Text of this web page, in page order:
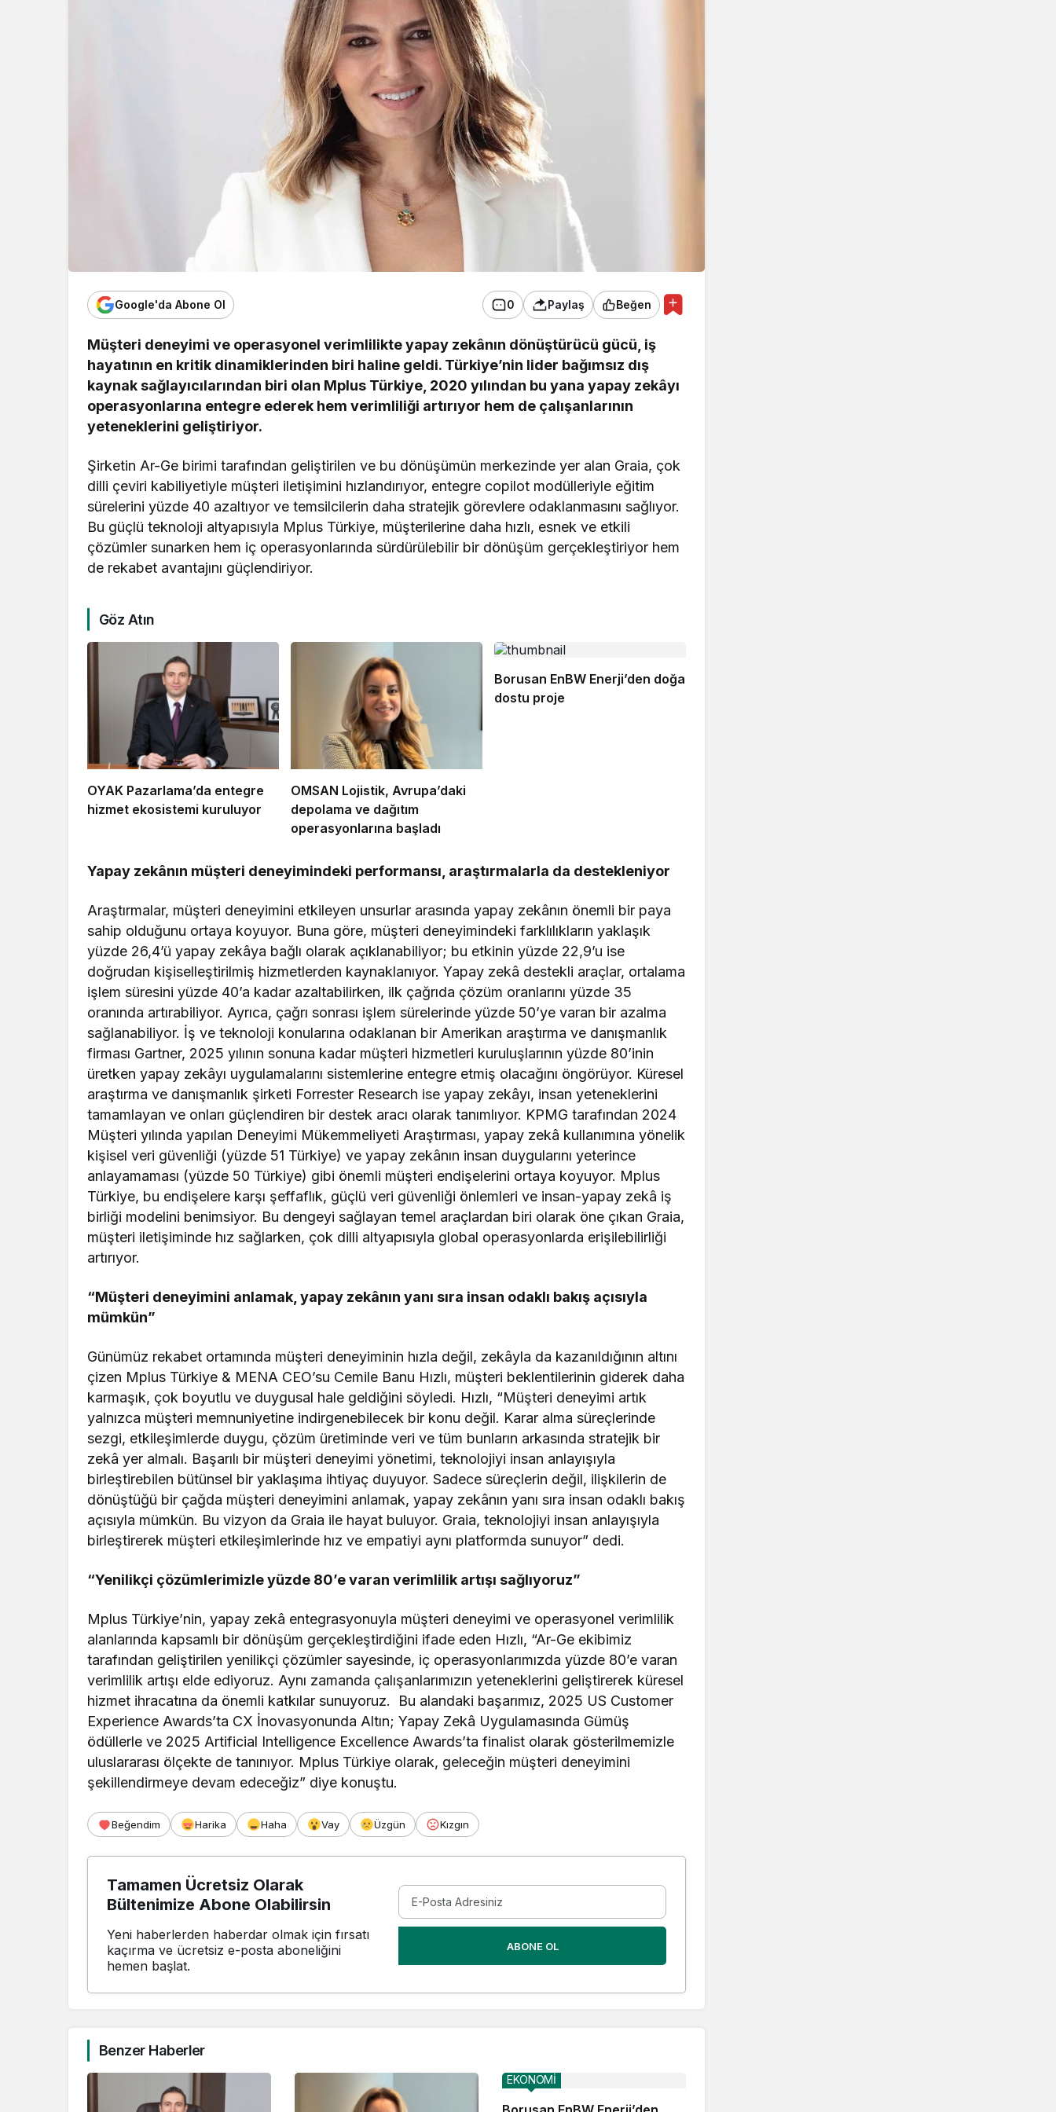
Google'da Abone Ol 0 Paylaş Beğen
Müşteri deneyimi ve operasyonel verimlilikte yapay zekânın dönüştürücü gücü, iş
hayatının en kritik dinamiklerinden biri haline geldi. Türkiye’nin lider bağımsız dış
kaynak sağlayıcılarından biri olan Mplus Türkiye, 2020 yılından bu yana yapay zekâyı
operasyonlarına entegre ederek hem verimliliği artırıyor hem de çalışanlarının
yeteneklerini geliştiriyor.
Şirketin Ar-Ge birimi tarafından geliştirilen ve bu dönüşümün merkezinde yer alan Graia, çok
dilli çeviri kabiliyetiyle müşteri iletişimini hızlandırıyor, entegre copilot modülleriyle eğitim
sürelerini yüzde 40 azaltıyor ve temsilcilerin daha stratejik görevlere odaklanmasını sağlıyor.
Bu güçlü teknoloji altyapısıyla Mplus Türkiye, müşterilerine daha hızlı, esnek ve etkili
çözümler sunarken hem iç operasyonlarında sürdürülebilir bir dönüşüm gerçekleştiriyor hem
de rekabet avantajını güçlendiriyor.
Göz Atın
OYAK Pazarlama’da entegre
hizmet ekosistemi kuruluyor
OMSAN Lojistik, Avrupa’daki
depolama ve dağıtım
operasyonlarına başladı
Borusan EnBW Enerji’den doğa
dostu proje
Yapay zekânın müşteri deneyimindeki performansı, araştırmalarla da destekleniyor
Araştırmalar, müşteri deneyimini etkileyen unsurlar arasında yapay zekânın önemli bir paya
sahip olduğunu ortaya koyuyor. Buna göre, müşteri deneyimindeki farklılıkların yaklaşık
yüzde 26,4’ü yapay zekâya bağlı olarak açıklanabiliyor; bu etkinin yüzde 22,9’u ise
doğrudan kişiselleştirilmiş hizmetlerden kaynaklanıyor. Yapay zekâ destekli araçlar, ortalama
işlem süresini yüzde 40’a kadar azaltabilirken, ilk çağrıda çözüm oranlarını yüzde 35
oranında artırabiliyor. Ayrıca, çağrı sonrası işlem sürelerinde yüzde 50’ye varan bir azalma
sağlanabiliyor. İş ve teknoloji konularına odaklanan bir Amerikan araştırma ve danışmanlık
firması Gartner, 2025 yılının sonuna kadar müşteri hizmetleri kuruluşlarının yüzde 80’inin
üretken yapay zekâyı uygulamalarını sistemlerine entegre etmiş olacağını öngörüyor. Küresel
araştırma ve danışmanlık şirketi Forrester Research ise yapay zekâyı, insan yeteneklerini
tamamlayan ve onları güçlendiren bir destek aracı olarak tanımlıyor. KPMG tarafından 2024
Müşteri yılında yapılan Deneyimi Mükemmeliyeti Araştırması, yapay zekâ kullanımına yönelik
kişisel veri güvenliği (yüzde 51 Türkiye) ve yapay zekânın insan duygularını yeterince
anlayamaması (yüzde 50 Türkiye) gibi önemli müşteri endişelerini ortaya koyuyor. Mplus
Türkiye, bu endişelere karşı şeffaflık, güçlü veri güvenliği önlemleri ve insan-yapay zekâ iş
birliği modelini benimsiyor. Bu dengeyi sağlayan temel araçlardan biri olarak öne çıkan Graia,
müşteri iletişiminde hız sağlarken, çok dilli altyapısıyla global operasyonlarda erişilebilirliği
artırıyor.
“Müşteri deneyimini anlamak, yapay zekânın yanı sıra insan odaklı bakış açısıyla
mümkün”
Günümüz rekabet ortamında müşteri deneyiminin hızla değil, zekâyla da kazanıldığının altını
çizen Mplus Türkiye & MENA CEO’su Cemile Banu Hızlı, müşteri beklentilerinin giderek daha
karmaşık, çok boyutlu ve duygusal hale geldiğini söyledi. Hızlı, “Müşteri deneyimi artık
yalnızca müşteri memnuniyetine indirgenebilecek bir konu değil. Karar alma süreçlerinde
sezgi, etkileşimlerde duygu, çözüm üretiminde veri ve tüm bunların arkasında stratejik bir
zekâ yer almalı. Başarılı bir müşteri deneyimi yönetimi, teknolojiyi insan anlayışıyla
birleştirebilen bütünsel bir yaklaşıma ihtiyaç duyuyor. Sadece süreçlerin değil, ilişkilerin de
dönüştüğü bir çağda müşteri deneyimini anlamak, yapay zekânın yanı sıra insan odaklı bakış
açısıyla mümkün. Bu vizyon da Graia ile hayat buluyor. Graia, teknolojiyi insan anlayışıyla
birleştirerek müşteri etkileşimlerinde hız ve empatiyi aynı platformda sunuyor” dedi.
“Yenilikçi çözümlerimizle yüzde 80’e varan verimlilik artışı sağlıyoruz”
Mplus Türkiye’nin, yapay zekâ entegrasyonuyla müşteri deneyimi ve operasyonel verimlilik
alanlarında kapsamlı bir dönüşüm gerçekleştirdiğini ifade eden Hızlı, “Ar-Ge ekibimiz
tarafından geliştirilen yenilikçi çözümler sayesinde, iç operasyonlarımızda yüzde 80’e varan
verimlilik artışı elde ediyoruz. Aynı zamanda çalışanlarımızın yeteneklerini geliştirerek küresel
hizmet ihracatına da önemli katkılar sunuyoruz. Bu alandaki başarımız, 2025 US Customer
Experience Awards’ta CX İnovasyonunda Altın; Yapay Zekâ Uygulamasında Gümüş
ödüllerle ve 2025 Artificial Intelligence Excellence Awards’ta finalist olarak gösterilmemizle
uluslararası ölçekte de tanınıyor. Mplus Türkiye olarak, geleceğin müşteri deneyimini
şekillendirmeye devam edeceğiz” diye konuştu.
Beğendim Harika Haha Vay Üzgün Kızgın
Tamamen Ücretsiz Olarak
Bültenimize Abone Olabilirsin
Yeni haberlerden haberdar olmak için fırsatı
kaçırma ve ücretsiz e-posta aboneliğini
hemen başlat.
ABONE OL
Benzer Haberler
EKONOMİ